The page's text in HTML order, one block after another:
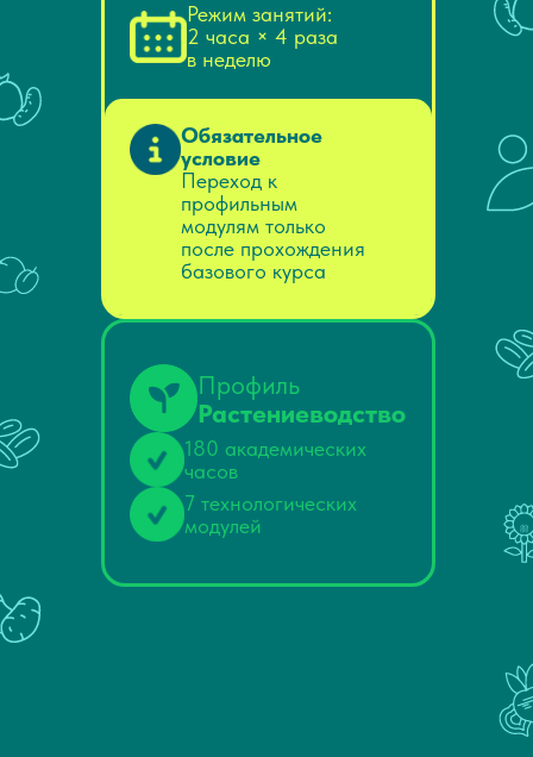
Режим занятий:
2 часа × 4 раза
в неделю
Обязательное
условие
Переход к
профильным
модулям только
после прохождения
базового курса
Профиль
Растениеводство
180 академических
часов
7 технологических
модулей